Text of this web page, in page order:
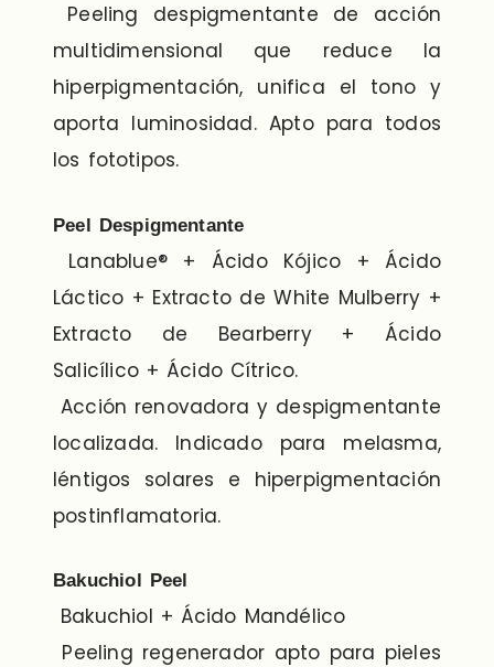
Peeling despigmentante de acción
multidimensional que reduce la
hiperpigmentación, unifica el tono y
aporta luminosidad. Apto para todos
los fototipos.
Peel Despigmentante
Lanablue® + Ácido Kójico + Ácido
Láctico + Extracto de White Mulberry +
Extracto de Bearberry + Ácido
Salicílico + Ácido Cítrico.
Acción renovadora y despigmentante
localizada. Indicado para melasma,
léntigos solares e hiperpigmentación
postinflamatoria.
Bakuchiol Peel
Bakuchiol + Ácido Mandélico
Peeling regenerador apto para pieles